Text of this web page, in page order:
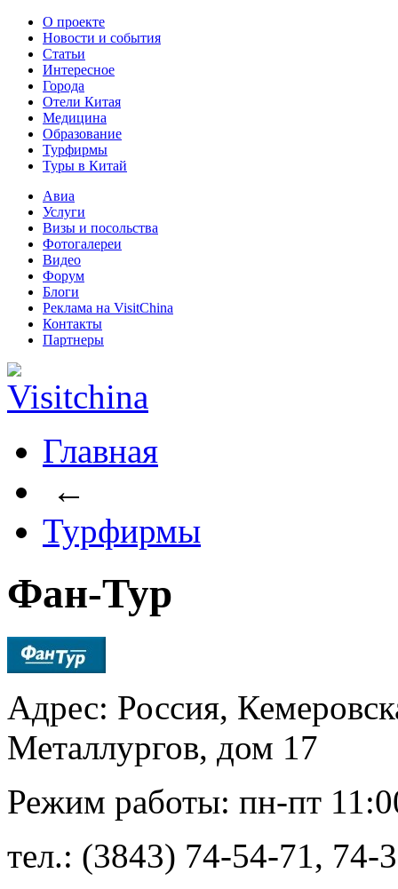
О проекте
Новости и события
Статьи
Интересное
Города
Отели Китая
Медицина
Образование
Турфирмы
Туры в Китай
Авиа
Услуги
Визы и посольства
Фотогалереи
Видео
Форум
Блоги
Реклама на VisitChina
Контакты
Партнеры
Главная
←
Турфирмы
Фан-Тур
Адрес: Россия,
Металлургов, дом 17
Режим работы: пн-пт
тел.: (3843) 74-54-71, 74-